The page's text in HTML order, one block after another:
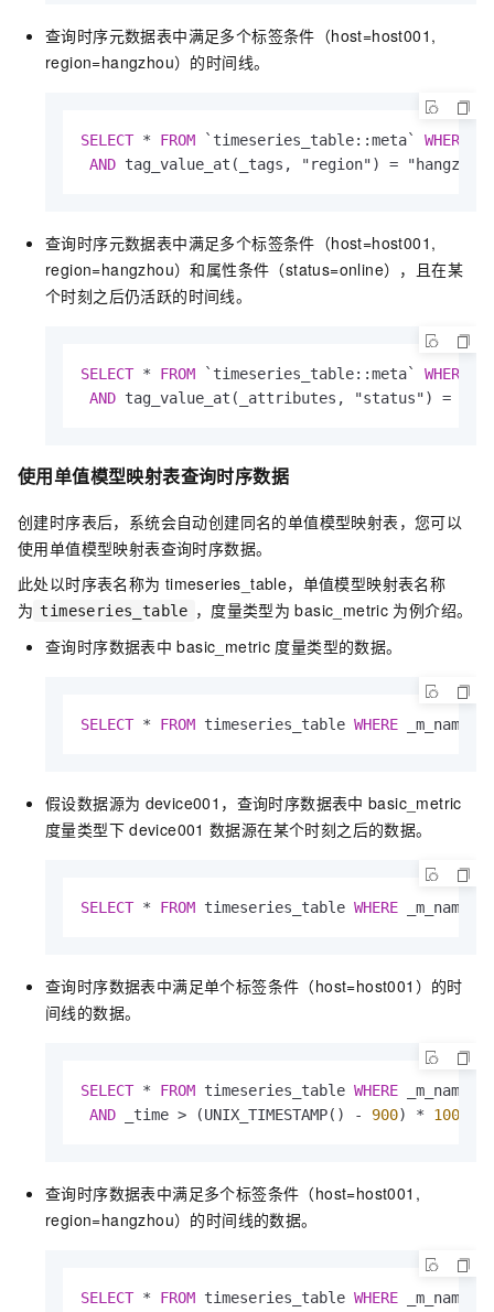
查询时序元数据表中满足多个标签条件（host=host001,
region=hangzhou）的时间线。
SELECT * FROM `timeseries_table::meta` WHERE
AND tag_value_at(_tags, "region") =
查询时序元数据表中满足多个标签条件（host=host001,
region=hangzhou）和属性条件（status=online），且在某
个时刻之后仍活跃的时间线。
SELECT * FROM `timeseries_table::meta` WHERE
AND tag_value_at(_attributes, "status") =
使用单值模型映射表查询时序数据
创建时序表后，系统会自动创建同名的单值模型映射表，您可以
使用单值模型映射表查询时序数据。
此处以时序表名称为 timeseries_table，单值模型映射表名称
为 timeseries_table ，度量类型为 basic_metric 为例介绍。
查询时序数据表中 basic_metric 度量类型的数据。
SELECT * FROM timeseries_table WHERE _m_name
假设数据源为 device001，查询时序数据表中 basic_metric
度量类型下 device001 数据源在某个时刻之后的数据。
SELECT * FROM timeseries_table WHERE _m_name
查询时序数据表中满足单个标签条件（host=host001）的时
间线的数据。
SELECT * FROM timeseries_table WHERE _m_name
AND _time > (UNIX_TIMESTAMP() - 900) * 1000000
查询时序数据表中满足多个标签条件（host=host001,
region=hangzhou）的时间线的数据。
SELECT * FROM timeseries_table WHERE _m_name